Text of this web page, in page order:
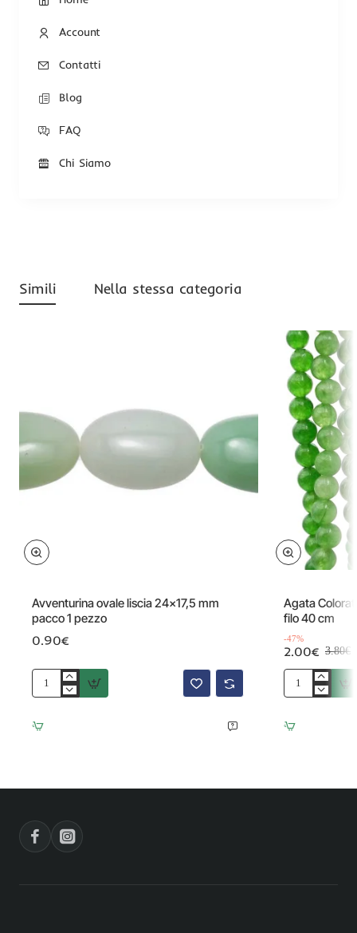
Account
Contatti
Blog
FAQ
Chi Siamo
Simili Nella stessa categoria
Avventurina ovale liscia 24x17,5 mm
pacco 1 pezzo
0.90€
Avventurina
liscia
24x17,5
Agata
filo 40 cm
-47%
2.00€ 3.80€
Agata
tonda
liscia